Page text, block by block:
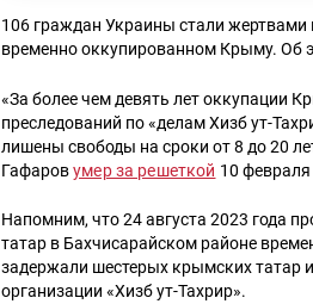
106 граждан Украины стали жертвами
временно оккупированном Крыму. Об
«За более чем девять лет оккупации
преследований по «делам Хизб ут-
лишены свободы на сроки от 8 до 20
Гафаровумер за решеткой 10
Напомним, что 24 августа 2023 года
татар в Бахчисарайском районе
задержали шестерых крымских татар
организации «Хизб ут-Тахрир».